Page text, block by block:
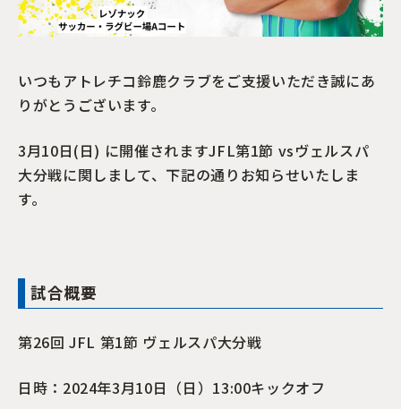
いつもアトレチコ鈴鹿クラブをご支援いただき誠にあ
りがとうございます。
3月10日(日) に開催されますJFL第1節 vsヴェルスパ
大分戦に関しまして、下記の通りお知らせいたしま
す。
試合概要
第26回 JFL 第1節 ヴェルスパ大分戦
日時：2024年3月10日（日）13:00キックオフ